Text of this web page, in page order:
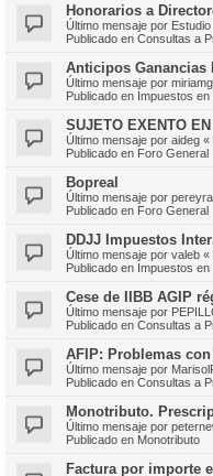
Honorarios a
Último mensaje por
Publicado en Consultas a
Anticipos Ganancias
Último mensaje por
Publicado en Impuestos en
SUJETO EXENTO
Último mensaje por aideg «
Publicado en Foro General
Bopreal
Último mensaje por
Publicado en Foro General
DDJJ Impuestos
Último mensaje por valeb «
Publicado en Impuestos en
Cese de IIBB AGIP
Último mensaje por
Publicado en Consultas a
AFIP: Problemas
Último mensaje por
Publicado en Consultas a
Monotributo.
Último mensaje por
Publicado en Monotributo
Factura por importe